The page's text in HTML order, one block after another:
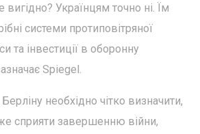
Українцям точно ні. Їм
системи протиповітряної
та інвестиції в оборонну
Spiegel.
необхідно чітко визначити,
сприяти завершенню війни,